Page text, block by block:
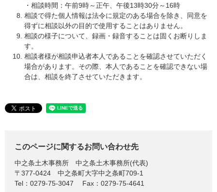
・相談時間：午前9時～正午、午後13時30分～16時
相談で得た個人情報は法令に規定のある場合を除き、同意を
得ずに相談以外の目的で使用することはありません。
相談の様子について、録画・録音することは固くお断りしま
す。
相談者様が相談申込者本人であることを確認させていただく
場合があります。その際、本人であることを確認できない場
合は、相談を終了させていただきます。
このページに関するお問い合わせ先
中之条土木事務所
中之条土木事務所(代表)
〒377-0424
中之条町大字中之条町709-1
Tel：0279-75-3047
Fax：0279-75-4641